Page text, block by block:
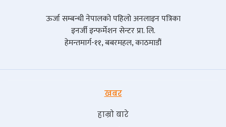
ऊर्जा सम्बन्धी नेपालको पहिलो अनलाइन पत्रिका
इनर्जी इन्फर्मेशन सेन्टर प्रा. लि.
हेमन्तमार्ग-११, बबरमहल, काठमाडौं
खबर
हाम्रो बारे